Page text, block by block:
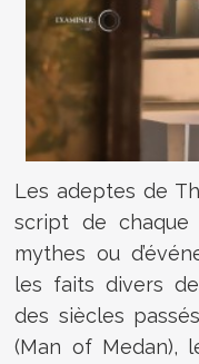
Les adeptes de
script de chaque
mythes ou
les faits divers
des siècles
(Man of Medan),